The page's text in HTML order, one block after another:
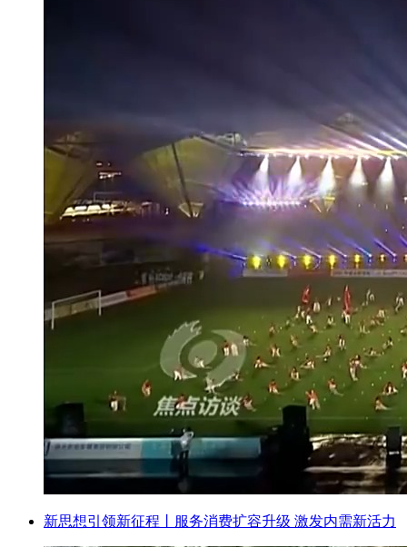
新思想引领新征程丨服务消费扩容升级 激发内需新活力